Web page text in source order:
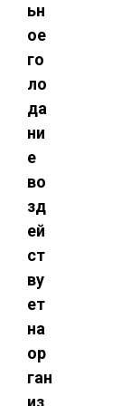
ьн
ое
го
ло
да
ни
е
во
зд
ей
ст
ву
ет
на
ор
ган
из